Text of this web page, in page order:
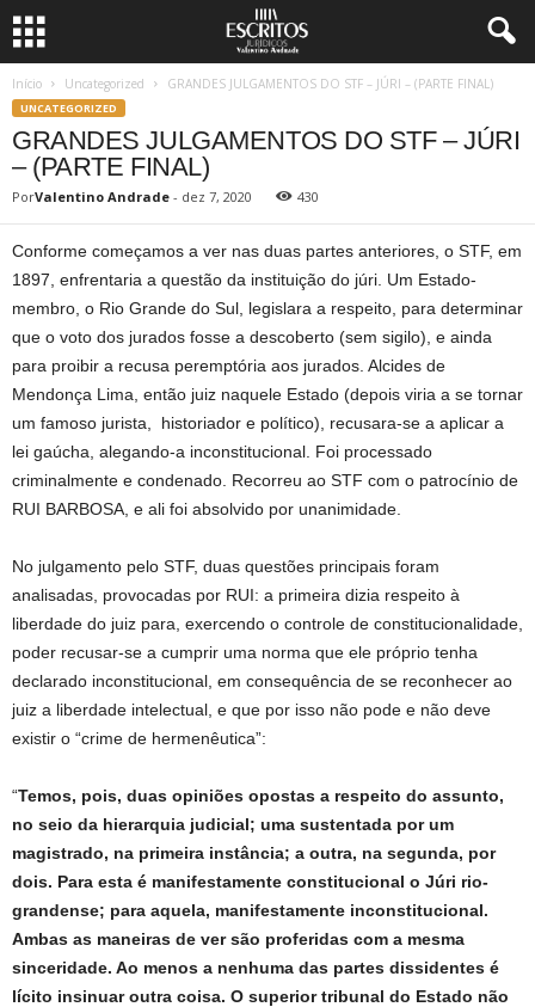
Início Uncategorized GRANDES JULGAMENTOS DO STF – JÚRI – (PARTE FINAL)
UNCATEGORIZED
GRANDES JULGAMENTOS DO STF – JÚRI
– (PARTE FINAL)
PorValentino Andrade - dez 7, 2020 430
Conforme começamos a ver nas duas partes anteriores, o STF, em
1897, enfrentaria a questão da instituição do júri. Um Estado-
membro, o Rio Grande do Sul, legislara a respeito, para determinar
que o voto dos jurados fosse a descoberto (sem sigilo), e ainda
para proibir a recusa peremptória aos jurados. Alcides de
Mendonça Lima, então juiz naquele Estado (depois viria a se tornar
um famoso jurista, historiador e político), recusara-se a aplicar a
lei gaúcha, alegando-a inconstitucional. Foi processado
criminalmente e condenado. Recorreu ao STF com o patrocínio de
RUI BARBOSA, e ali foi absolvido por unanimidade.
No julgamento pelo STF, duas questões principais foram
analisadas, provocadas por RUI: a primeira dizia respeito à
liberdade do juiz para, exercendo o controle de constitucionalidade,
poder recusar-se a cumprir uma norma que ele próprio tenha
declarado inconstitucional, em consequência de se reconhecer ao
juiz a liberdade intelectual, e que por isso não pode e não deve
existir o “crime de hermenêutica”:
“Temos, pois, duas opiniões opostas a respeito do assunto,
no seio da hierarquia judicial; uma sustentada por um
magistrado, na primeira instância; a outra, na segunda, por
dois. Para esta é manifestamente constitucional o Júri rio-
grandense; para aquela, manifestamente inconstitucional.
Ambas as maneiras de ver são proferidas com a mesma
sinceridade. Ao menos a nenhuma das partes dissidentes é
lícito insinuar outra coisa. O superior tribunal do Estado não